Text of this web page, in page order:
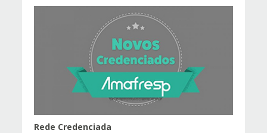
Rede Credenciada